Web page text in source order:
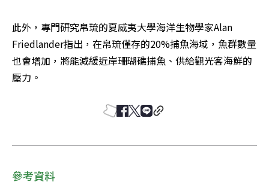
此外，專門研究帛琉的夏威夷大學海洋生物學家Alan
Friedlander指出，在帛琉僅存的20%捕魚海域，魚群數量
也會增加，將能減緩近岸珊瑚礁捕魚、供給觀光客海鮮的
壓力。
參考資料